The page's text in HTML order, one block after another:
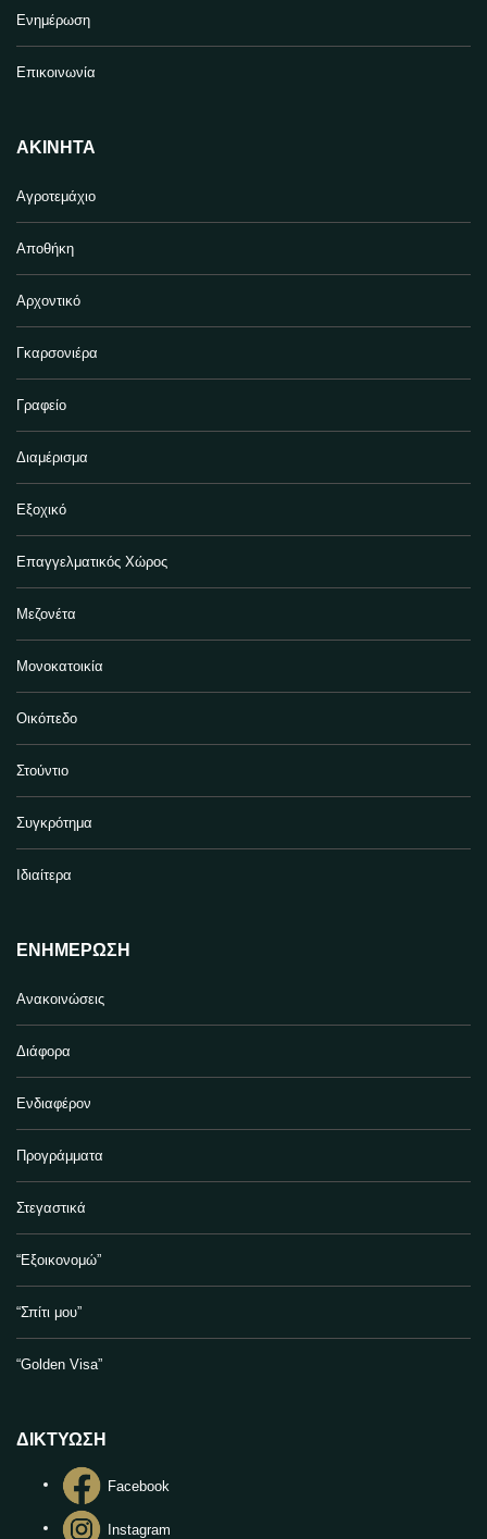
Ενημέρωση
Επικοινωνία
ΑΚΊΝΗΤΑ
Αγροτεμάχιο
Αποθήκη
Αρχοντικό
Γκαρσονιέρα
Γραφείο
Διαμέρισμα
Εξοχικό
Επαγγελματικός Χώρος
Μεζονέτα
Μονοκατοικία
Οικόπεδο
Στούντιο
Συγκρότημα
Ιδιαίτερα
ΕΝΗΜΈΡΩΣΗ
Ανακοινώσεις
Διάφορα
Ενδιαφέρον
Προγράμματα
Στεγαστικά
“Εξοικονομώ”
“Σπίτι μου”
“Golden Visa”
ΔΙΚΤΥΩΣΗ
Facebook
Instagram